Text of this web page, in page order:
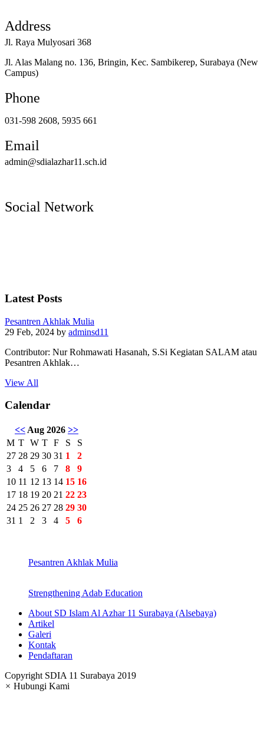
Address
Jl. Raya Mulyosari 368
Jl. Alas Malang no. 136, Bringin, Kec. Sambikerep, Surabaya (New
Campus)
Phone
031-598 2608, 5935 661
Email
admin@sdialazhar11.sch.id
Social Network
Latest Posts
Pesantren Akhlak Mulia
29 Feb, 2024 by adminsd11
Contributor: Nur Rohmawati Hasanah, S.Si Kegiatan SALAM atau
Pesantren Akhlak…
View All
Calendar
<< Aug 2026 >>
M T W T F S
S
27 28 29 30 31 1
2
3
4 5 6 7 8
9
10 11 12 13 14 15 16
17 18 19 20 21 22 23
24 25 26 27 28 29 30
31 1 2 3 4 5 6
Pesantren Akhlak Mulia
Strengthening Adab Education
About SD Islam Al Azhar 11 Surabaya (Alsebaya)
Artikel
Galeri
Kontak
Pendaftaran
Copyright SDIA 11 Surabaya 2019
× Hubungi Kami